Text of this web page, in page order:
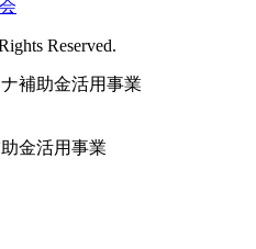
Reserved.
補助金活用事業
金活用事業